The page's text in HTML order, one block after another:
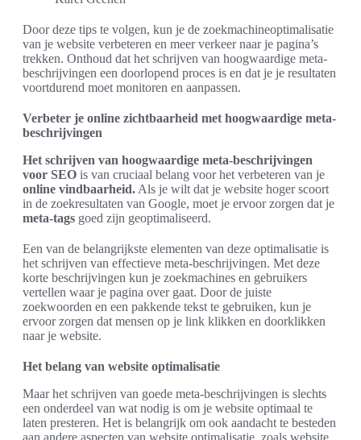
Door deze tips te volgen, kun je de zoekmachineoptimalisatie
van je website verbeteren en meer verkeer naar je pagina’s
trekken. Onthoud dat het schrijven van hoogwaardige meta-
beschrijvingen een doorlopend proces is en dat je je resultaten
voortdurend moet monitoren en aanpassen.
Verbeter je online zichtbaarheid met hoogwaardige meta-
beschrijvingen
Het schrijven van hoogwaardige meta-beschrijvingen
voor SEO is van cruciaal belang voor het verbeteren van je
online vindbaarheid. Als je wilt dat je website hoger scoort
in de zoekresultaten van Google, moet je ervoor zorgen dat je
meta-tags goed zijn geoptimaliseerd.
Een van de belangrijkste elementen van deze optimalisatie is
het schrijven van effectieve meta-beschrijvingen. Met deze
korte beschrijvingen kun je zoekmachines en gebruikers
vertellen waar je pagina over gaat. Door de juiste
zoekwoorden en een pakkende tekst te gebruiken, kun je
ervoor zorgen dat mensen op je link klikken en doorklikken
naar je website.
Het belang van website optimalisatie
Maar het schrijven van goede meta-beschrijvingen is slechts
een onderdeel van wat nodig is om je website optimaal te
laten presteren. Het is belangrijk om ook aandacht te besteden